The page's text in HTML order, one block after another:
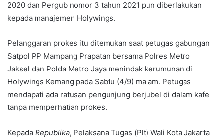
2020 dan Pergub nomor 3 tahun 2021 pun diberlakukan
kepada manajemen Holywings.
Pelanggaran prokes itu ditemukan saat petugas gabungan
Satpol PP Mampang Prapatan bersama Polres Metro
Jaksel dan Polda Metro Jaya menindak kerumunan di
Holywings Kemang pada Sabtu (4/9) malam. Petugas
mendapati ada ratusan pengunjung berjubel di dalam kafe
tanpa memperhatian prokes.
Kepada Republika, Pelaksana Tugas (Plt) Wali Kota Jakarta